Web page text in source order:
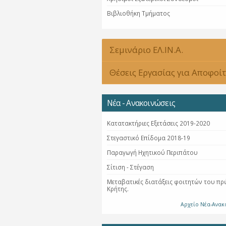
Βιβλιοθήκη Τμήματος
Σεμινάριο ΕΛ.ΙΝ.Α.
Θέσεις Εργασίας για
Νέα - Ανακοινώσεις
Κατατακτήριες Εξετάσεις 2019-2020
Στεγαστικό Επίδομα 2018-19
Παραγωγή Ηχητικού Περιπάτου
Σίτιση - Στέγαση
Μεταβατικές διατάξεις φοιτητών του
Κρήτης.
Αρχείο Νέα-